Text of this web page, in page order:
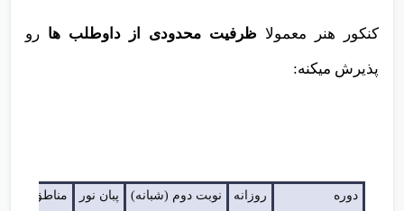
کنکور هنر معمولا ظرفیت محدودی از داوطلب ها رو
پذیرش میکنه:
دوره روزانه نوبت دوم (شبانه) پبان نور مناطق